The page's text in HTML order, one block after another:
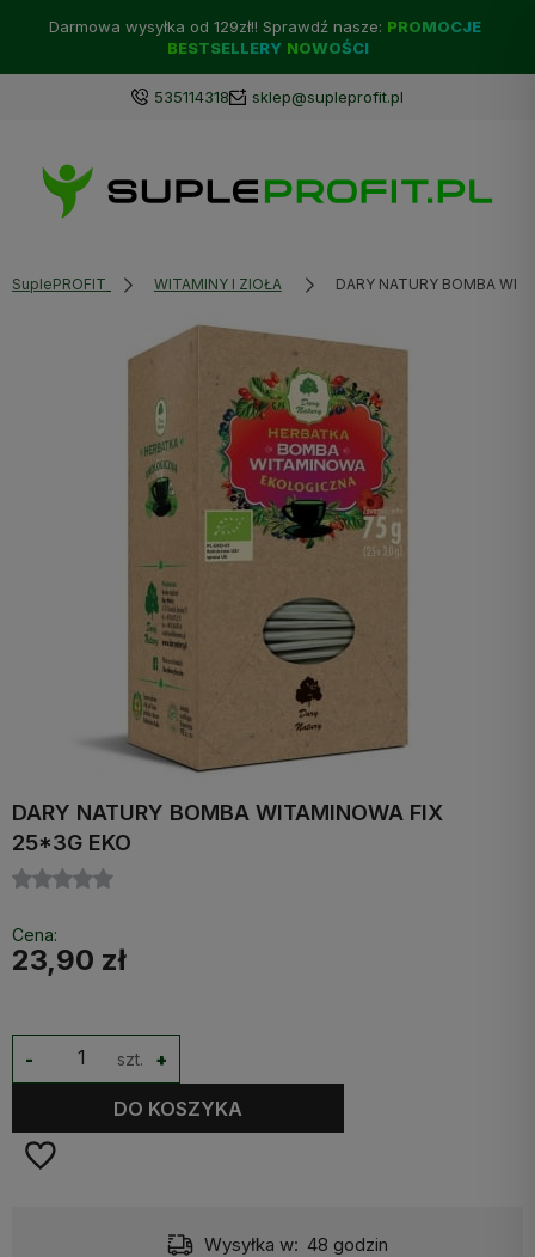
Darmowa wysyłka od 129zł!! Sprawdź nasze: PROMOCJE
BESTSELLERY NOWOŚCI
535114318 sklep@supleprofit.pl
SuplePROFIT WITAMINY I ZIOŁA DARY NATURY BOMBA
DARY NATURY BOMBA WITAMINOWA FIX
25*3G EKO
Cena:
23,90 zł
szt. +
-
DO KOSZYKA
Wysyłka w: 48 godzin